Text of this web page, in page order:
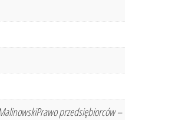
MalinowskiPrawo przedsiębiorców –